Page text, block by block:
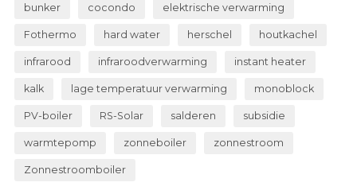
bunker cocondo elektrische verwarming
Fothermo hard water herschel houtkachel
infrarood infraroodverwarming instant heater
kalk lage temperatuur verwarming monoblock
PV-boiler RS-Solar salderen subsidie
warmtepomp zonneboiler zonnestroom
Zonnestroomboiler